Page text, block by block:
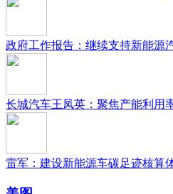
政府工作报告：继续支持新能源
长城汽车王凤英：聚焦产能利用
雷军：建设新能源车碳足迹核算